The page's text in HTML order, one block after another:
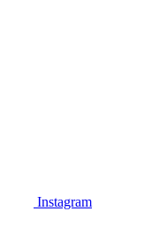
Instagram